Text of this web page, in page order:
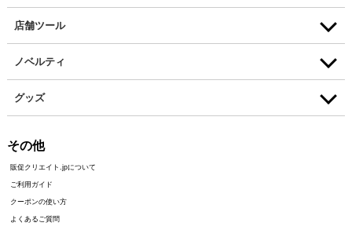
店舗ツール
ノベルティ
グッズ
その他
販促クリエイト.jpについて
ご利用ガイド
クーポンの使い方
よくあるご質問